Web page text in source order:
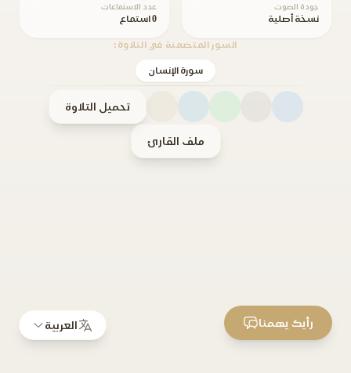
جودة الصوت
نسخة أصلية
عدد الاستماعات
0 استماع
السور المتضمنة في التلاوة:
سورة الإنسان
تحميل التلاوة
ملف القارئ
العربية رأيك يهمنا